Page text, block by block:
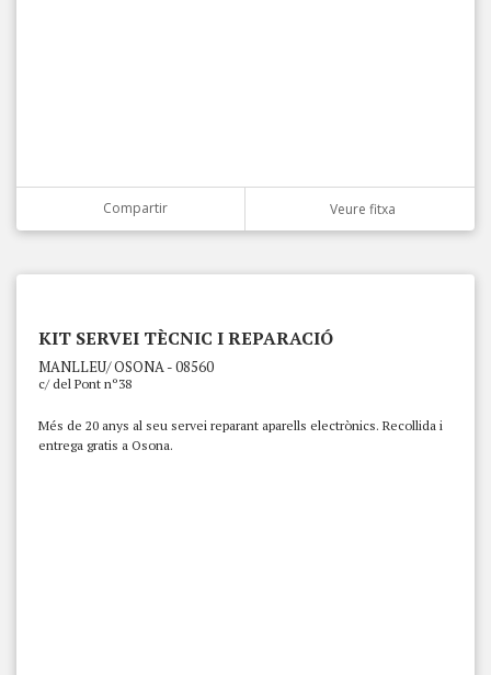
Compartir Veure fitxa
KIT SERVEI TÈCNIC I REPARACIÓ
MANLLEU/ OSONA - 08560
c/ del Pont nº38
Més de 20 anys al seu servei reparant aparells electrònics. Recollida i
entrega gratis a Osona.